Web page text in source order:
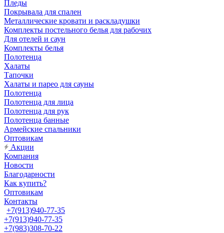
Пледы
Покрывала для спален
Металлические кровати и раскладушки
Комплекты постельного белья для рабочих
Для отелей и саун
Комплекты белья
Полотенца
Халаты
Тапочки
Халаты и парео для сауны
Полотенца
Полотенца для лица
Полотенца для рук
Полотенца банные
Армейские спальники
Оптовикам
Акции
Компания
Новости
Благодарности
Как купить?
Оптовикам
Контакты
+7(913)940-77-35
+7(913)940-77-35
+7(983)308-70-22